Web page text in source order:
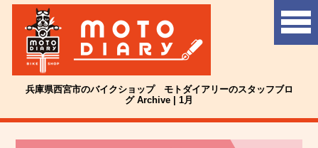
兵庫県西宮市のバイクショップ モトダイアリーのスタッフブロ
グ Archive | 1月